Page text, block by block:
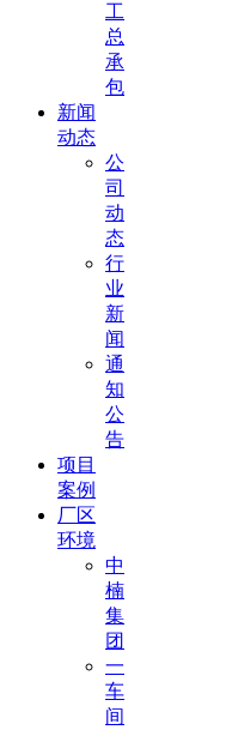
工
总
承
包
新闻
动态
公
司
动
态
行
业
新
闻
通
知
公
告
项目
案例
厂区
环境
中
楠
集
团
一
车
间